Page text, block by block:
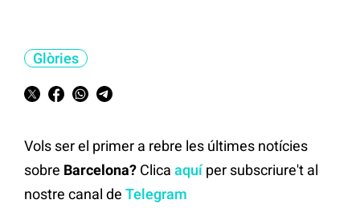
Glòries
Vols ser el primer a rebre les últimes notícies
sobre Barcelona? Clica aquíper subscriure't al
nostre canal de Telegram